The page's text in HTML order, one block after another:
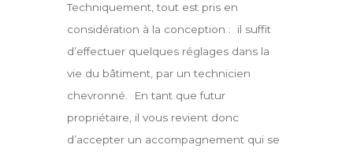
Techniquement, tout est pris en
considération à la conception : il suffit
d’effectuer quelques réglages dans la
vie du bâtiment, par un technicien
chevronné. En tant que futur
propriétaire, il vous revient donc
d’accepter un accompagnement qui se